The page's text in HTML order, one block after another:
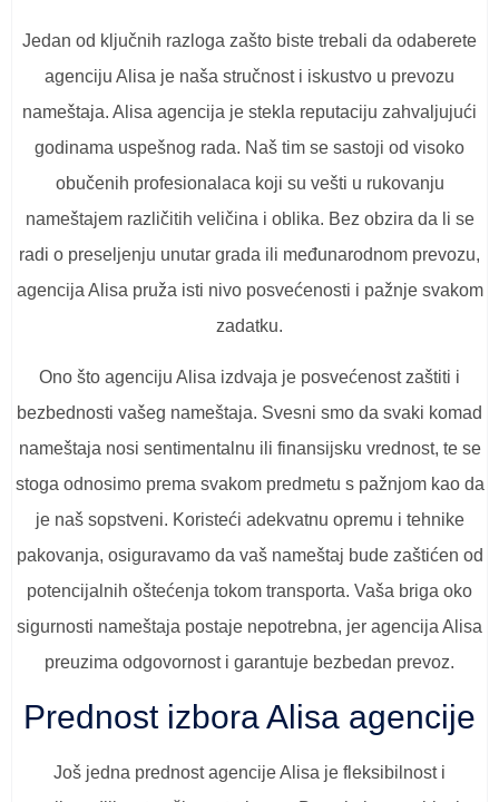
Jedan od ključnih razloga zašto biste trebali da odaberete
agenciju Alisa je naša stručnost i iskustvo u prevozu
nameštaja. Alisa agencija je stekla reputaciju zahvaljujući
godinama uspešnog rada. Naš tim se sastoji od visoko
obučenih profesionalaca koji su vešti u rukovanju
nameštajem različitih veličina i oblika. Bez obzira da li se
radi o preseljenju unutar grada ili međunarodnom prevozu,
agencija Alisa pruža isti nivo posvećenosti i pažnje svakom
zadatku.
Ono što agenciju Alisa izdvaja je posvećenost zaštiti i
bezbednosti vašeg nameštaja. Svesni smo da svaki komad
nameštaja nosi sentimentalnu ili finansijsku vrednost, te se
stoga odnosimo prema svakom predmetu s pažnjom kao da
je naš sopstveni. Koristeći adekvatnu opremu i tehnike
pakovanja, osiguravamo da vaš nameštaj bude zaštićen od
potencijalnih oštećenja tokom transporta. Vaša briga oko
sigurnosti nameštaja postaje nepotrebna, jer agencija Alisa
preuzima odgovornost i garantuje bezbedan prevoz.
Prednost izbora Alisa agencije
Još jedna prednost agencije Alisa je fleksibilnost i